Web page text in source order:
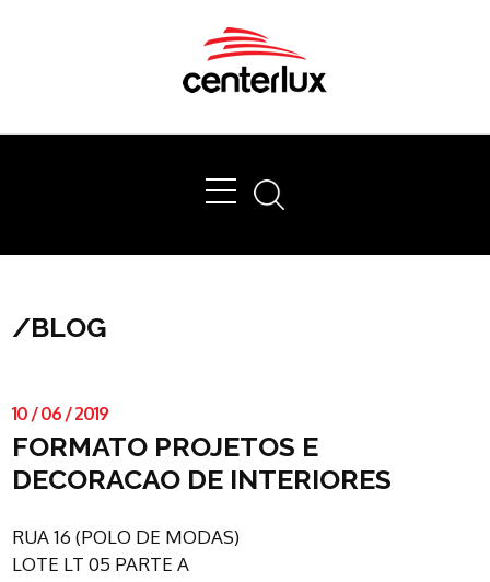
/BLOG
10 /06 /2019
FORMATO PROJETOS E
DECORACAO DE INTERIORES
RUA 16 (POLO DE MODAS)
LOTE LT 05 PARTE A